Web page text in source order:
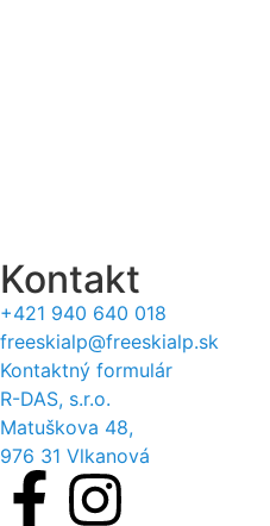
Kontakt
+421 940 640 018
freeskialp@freeskialp.sk
Kontaktný formulár
R-DAS, s.r.o.
Matuškova 48,
976 31 Vlkanová